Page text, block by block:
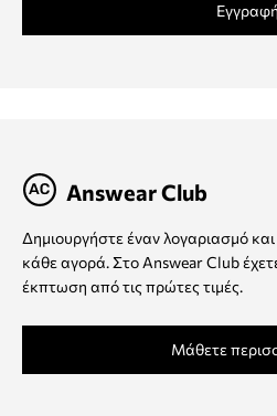
Εγγραφή
Answear Club
Δημιουργήστε έναν λογαριασμό
κάθε αγορά. Στο Answear Club
έκπτωση από τις πρώτες τιμές.
Μάθετε